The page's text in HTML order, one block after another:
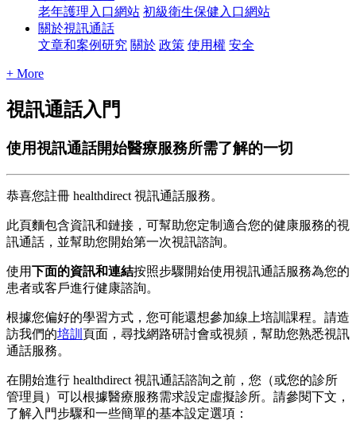
老年護理入口網站 初級衛生保健入口網站
關於視訊通話
文章和案例研究 關於 政策 使用權 安全
+ More
視訊通話入門
使用視訊通話開始醫療服務所需了解的一切
恭喜您註冊 healthdirect 視訊通話服務。
此頁麵包含資訊和鏈接 ， 可幫助您定制 適合您的健康服務的視
訊通話 ， 並幫助您開始第一次視訊諮詢。
使用下面的資訊和連結按照步驟開始使用視訊通話服務為您的
患者或客戶進行健康諮詢。
根據您偏好的學習方式 ， 您可能還想參加線 上培訓 課程。 請造
訪我們的培訓 頁面 ， 尋找網路研討會或視頻 ， 幫助您熟悉視訊
通話服務。
在開始進行 healthdirect 視訊通話諮詢之前 ， 您 （或您的診所
管理 員 ） 可以根據醫療服務需求設定虛擬診所。 請參閱下文 ，
了解入 門步驟和一些簡單的基本設定選項 ：